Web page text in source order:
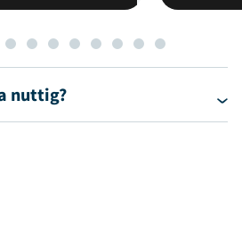
nuttig?